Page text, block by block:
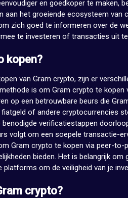
en goedkoper te maken,
aan het groeiende ecosysteem van
zich goed te informeren over de
te investeren of transacties uit
kopen?
van Gram crypto, zijn er
is om Gram crypto te kopen
op een betrouwbare beurs die
of andere cryptocurrencies
verificatiestappen
volgt om een soepele transactie-
Gram crypto te kopen via peer-to-
bieden. Het is belangrijk om
platforms om de veiligheid van je
crypto?